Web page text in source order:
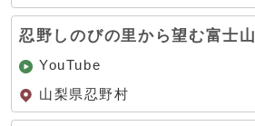
忍野しのびの里から望む富士山
YouTube
山梨県忍野村